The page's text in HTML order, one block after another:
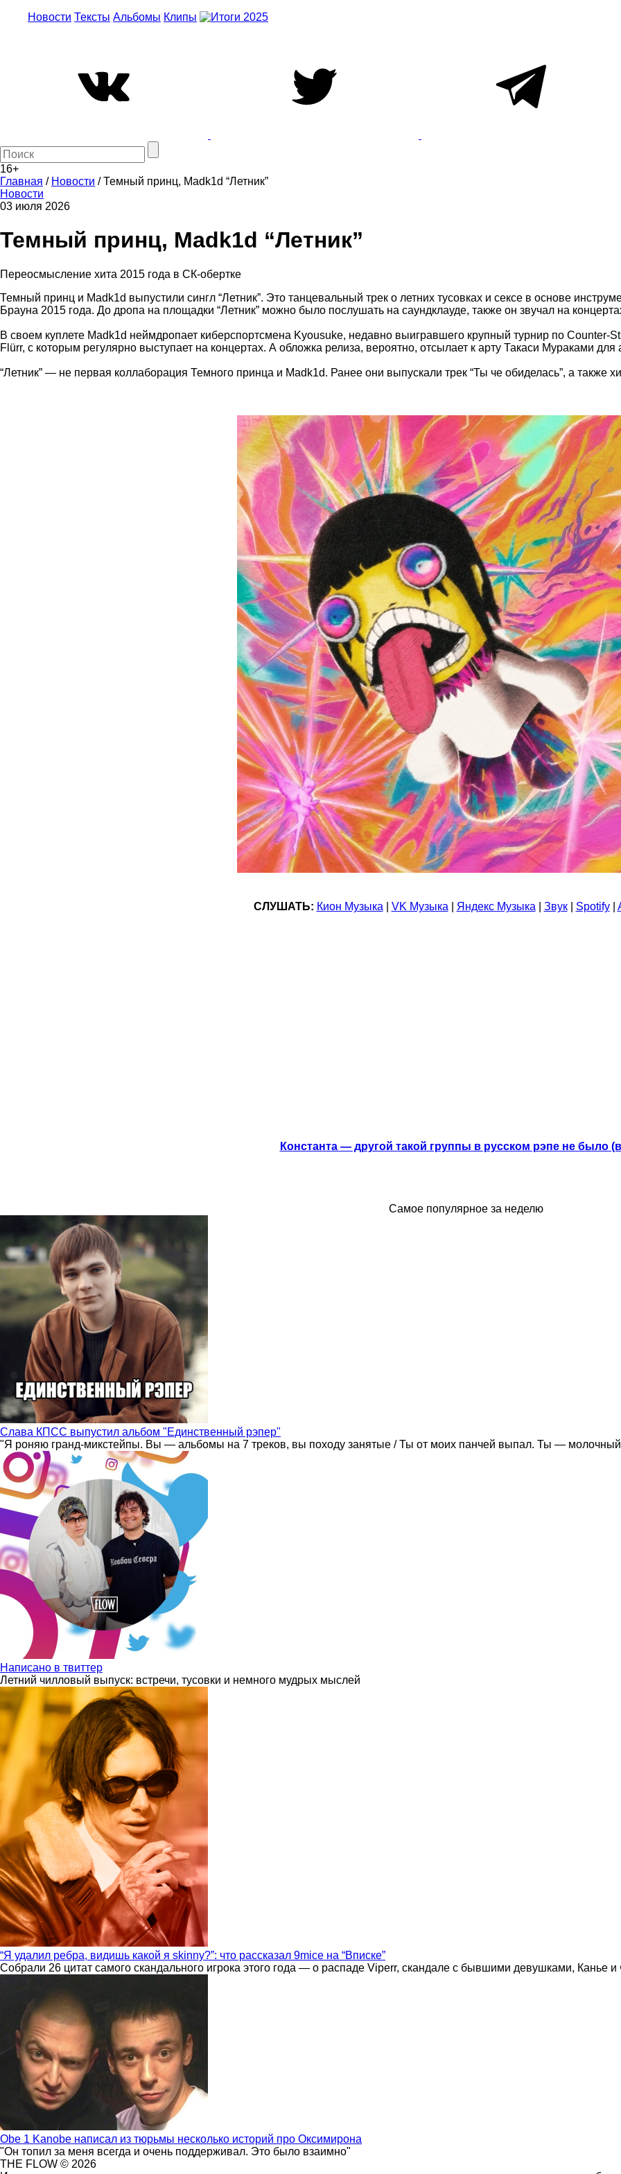
Новости Тексты Альбомы Клипы
16+
Главная / Новости /Темный принц, Madk1d “Летник”
Новости
03 июля 2026
Темный принц, Madk1d “Летник”
Переосмысление хита 2015 года в СК-обертке
Темный принц и Madk1d выпустили сингл “Летник”. Это танцевальный трек о летних тусовках и сексе в основе
Брауна 2015 года. До дропа на площадки “Летник” можно было послушать на саундклауде, также он звучал на
В своем куплете Madk1d неймдропает киберспортсмена Kyousuke, недавно выигравшего крупный турнир по Counter-
Flürr, с которым регулярно выступает на концертах. А обложка релиза, вероятно, отсылает к арту Такаси Мураками для
“Летник” — не первая коллаборация Темного принца и Madk1d. Ранее они выпускали трек “Ты че обиделась”, а также
СЛУШАТЬ: Кион Музыка VK Музыка Яндекс Музыка Звук| Spotify|
Константа — другой такой группы в русском рэпе не было
Самое популярное за неделю
Слава КПСС выпустил альбом "Единственный рэпер"
"Я роняю гранд-микстейпы. Вы — альбомы на 7 треков, вы походу занятые / Ты от моих панчей выпал. Ты —
Написано в твиттер
Летний чилловый выпуск: встречи, тусовки и немного мудрых мыслей
“Я удалил ребра, видишь какой я skinny?”: что рассказал 9mice на “Вписке”
Собрали 26 цитат самого скандального игрока этого года — о распаде Viperr, скандале с бывшими девушками, Канье
Obe 1 Kanobe написал из тюрьмы несколько историй про Оксимирона
"Он топил за меня всегда и очень поддерживал. Это было взаимно"
THE FLOW © 2026